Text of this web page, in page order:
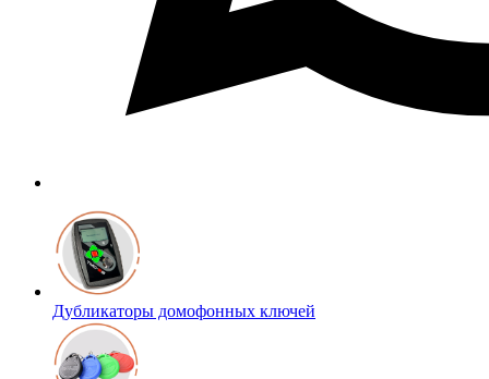
Дубликаторы домофонных ключей